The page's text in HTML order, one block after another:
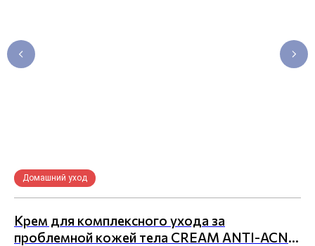
Домашний уход
Крем для комплексного ухода за
проблемной кожей тела CREAM ANTI-ACNE